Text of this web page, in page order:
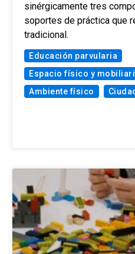
sinérgicamente tres
soportes de práctica que
tradicional.
Educación parvularia
Espacio físico y
Ambiente físico